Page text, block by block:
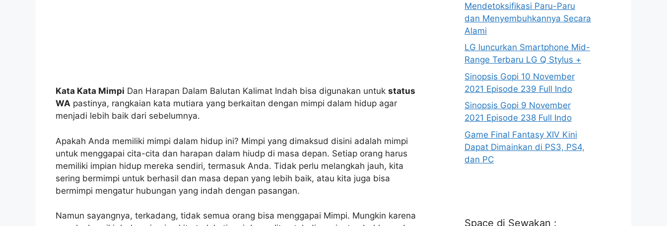
Kata Kata Mimpi Dan Harapan Dalam Balutan Kalimat Indah bisa digunakan untuk status
WA pastinya, rangkaian kata mutiara yang berkaitan dengan mimpi dalam hidup agar
menjadi lebih baik dari sebelumnya.
Apakah Anda memiliki mimpi dalam hidup ini? Mimpi yang dimaksud disini adalah mimpi
untuk menggapai cita-cita dan harapan dalam hiudp di masa depan. Setiap orang harus
memiliki impian hidup mereka sendiri, termasuk Anda. Tidak perlu melangkah jauh, kita
sering bermimpi untuk berhasil dan masa depan yang lebih baik, atau kita juga bisa
bermimpi mengatur hubungan yang indah dengan pasangan.
Namun sayangnya, terkadang, tidak semua orang bisa menggapai Mimpi. Mungkin karena
Mendetoksifikasi Paru-Paru
dan Menyembuhkannya Secara
Alami
LG luncurkan Smartphone Mid-
Range Terbaru LG Q Stylus +
Sinopsis Gopi 10 November
2021 Episode 239 Full Indo
Sinopsis Gopi 9 November
2021 Episode 238 Full Indo
Game Final Fantasy XIV Kini
Dapat Dimainkan di PS3, PS4,
dan PC
Space di Sewakan :